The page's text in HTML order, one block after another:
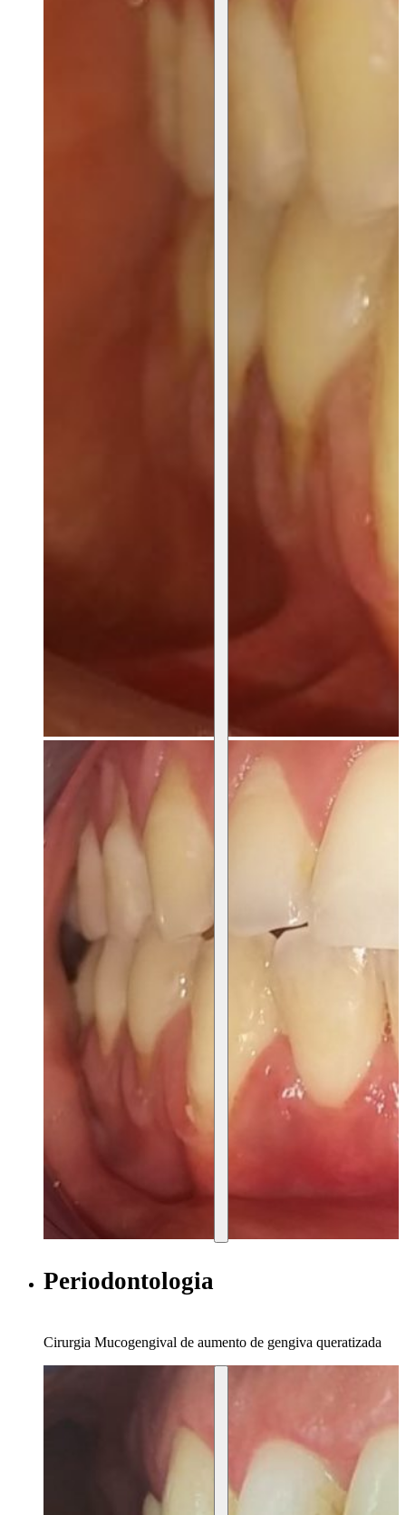
Periodontologia
Cirurgia Mucogengival de aumento de gengiva queratizada